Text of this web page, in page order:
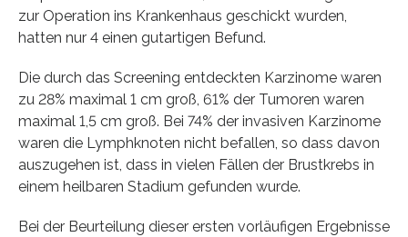
zur Operation ins Krankenhaus geschickt wurden,
hatten nur 4 einen gutartigen Befund.
Die durch das Screening entdeckten Karzinome waren
zu 28% maximal 1 cm groß, 61% der Tumoren waren
maximal 1,5 cm groß. Bei 74% der invasiven Karzinome
waren die Lymphknoten nicht befallen, so dass davon
auszugehen ist, dass in vielen Fällen der Brustkrebs in
einem heilbaren Stadium gefunden wurde.
Bei der Beurteilung dieser ersten vorläufigen Ergebnisse